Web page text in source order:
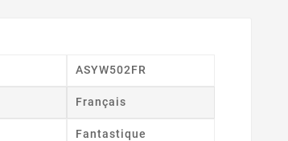
ASYW502FR
Français
Fantastique